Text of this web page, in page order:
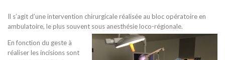
Il s’agit d’une intervention chirurgicale réalisée au bloc opératoire en
ambulatoire, le plus souvent sous anesthésie loco-régionale.
En fonction du geste à
réaliser les incisions sont